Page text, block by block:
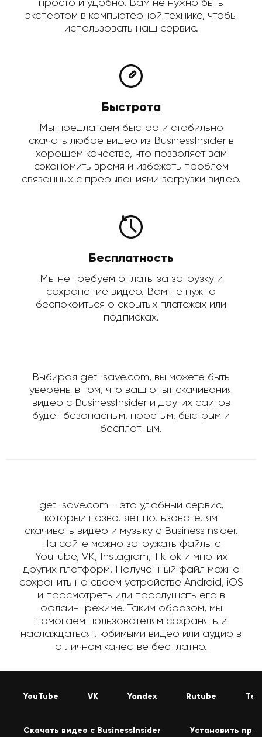
просто и удобно. Вам не нужно быть
экспертом в компьютерной технике, чтобы
использовать наш сервис.
Быстрота
Мы предлагаем быстро и стабильно
скачать любое видео из BusinessInsider в
хорошем качестве, что позволяет вам
сэкономить время и избежать проблем
связанных с прерываниями загрузки видео.
Бесплатность
Мы не требуем оплаты за загрузку и
сохранение видео. Вам не нужно
беспокоиться о скрытых платежах или
подписках.
Выбирая get-save.com, вы можете быть
уверены в том, что ваш опыт скачивания
видео с BusinessInsider и других сайтов
будет безопасным, простым, быстрым и
бесплатным.
get-save.com - это удобный сервис,
который позволяет пользователям
скачивать видео и музыку с BusinessInsider.
На сайте можно загружать файлы с
YouTube, VK, Instagram, TikTok и многих
других платформ. Полученный файл можно
сохранить на своем устройстве Android, iOS
и просмотреть или прослушать его в
офлайн-режиме. Таким образом, мы
помогаем пользователям сохранять и
наслаждаться любимыми видео или аудио в
отличном качестве бесплатно.
YouTube VK Yandex Rutube
Скачать видео с BusinessInsider Установить